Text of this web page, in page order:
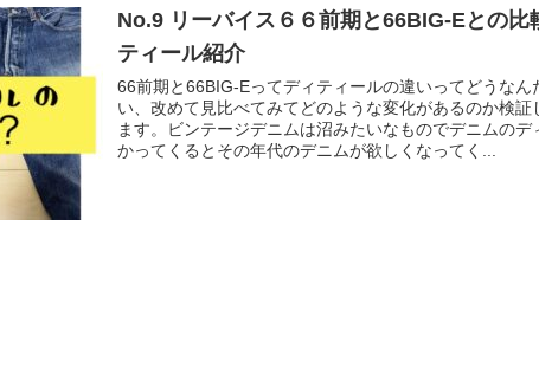
No.9 リーバイス６６前期と66BIG-Eとの比
ティール紹介
66前期と66BIG-Eってディティールの違いってどうなん
い、改めて見比べてみてどのような変化があるのか検証
ます。ビンテージデニムは沼みたいなものでデニムのデ
かってくるとその年代のデニムが欲しくなってく...